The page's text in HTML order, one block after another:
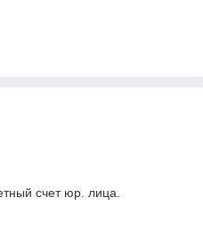
счет юр. лица.